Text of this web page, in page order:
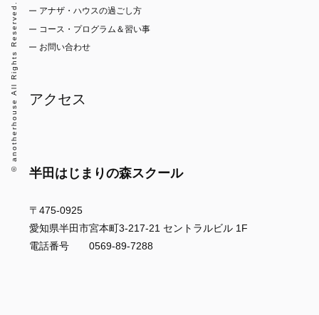
アナザ・ハウスの過ごし方
コース・プログラム＆習い事
お問い合わせ
アクセス
半田はじまりの森スクール
〒475-0925
愛知県半田市宮本町3-217-21 セントラルビル 1F
電話番号 0569-89-7288
© anotherhouse All Rights Reserved.